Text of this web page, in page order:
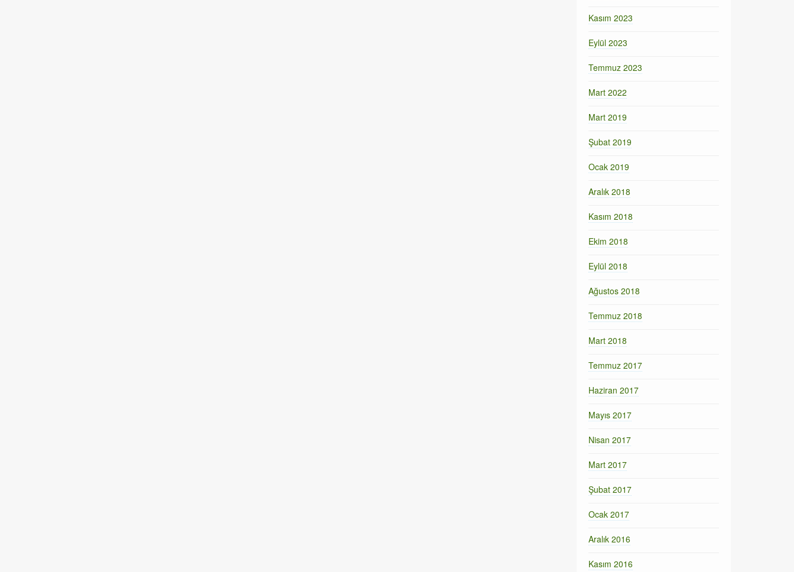
Kasım 2023
Eylül 2023
Temmuz 2023
Mart 2022
Mart 2019
Şubat 2019
Ocak 2019
Aralık 2018
Kasım 2018
Ekim 2018
Eylül 2018
Ağustos 2018
Temmuz 2018
Mart 2018
Temmuz 2017
Haziran 2017
Mayıs 2017
Nisan 2017
Mart 2017
Şubat 2017
Ocak 2017
Aralık 2016
Kasım 2016